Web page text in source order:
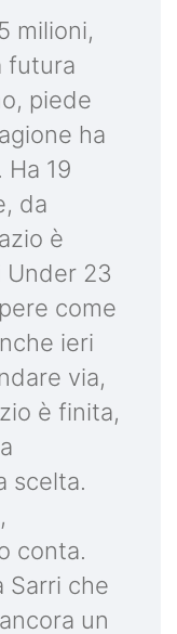
milioni,
futura
piede
ha
19
da
è
Under 23
come
ieri
via,
è finita,
scelta.
conta.
Sarri che
un